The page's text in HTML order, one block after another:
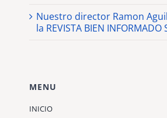
Nuestro director Ramon
la REVISTA BIEN INFORMADO
MENU
INICIO